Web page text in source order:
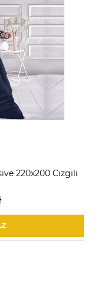
220x200 Cizgili